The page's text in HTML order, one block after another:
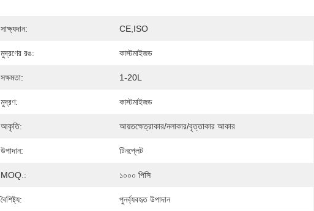
সাক্ষ্যদান: CE,ISO
মুদ্রণের রঙ: কাস্টমাইজড
সক্ষমতা: 1-20L
মুদ্রণ: কাস্টমাইজড
আকৃতি: আয়তক্ষেত্রাকার/নলাকার/বৃত্তাকার আকার
উপাদান: টিনপ্লেট
MOQ.: ১০০০ পিসি
বৈশিষ্ট্য: পুনর্ব্যবহৃত উপাদান